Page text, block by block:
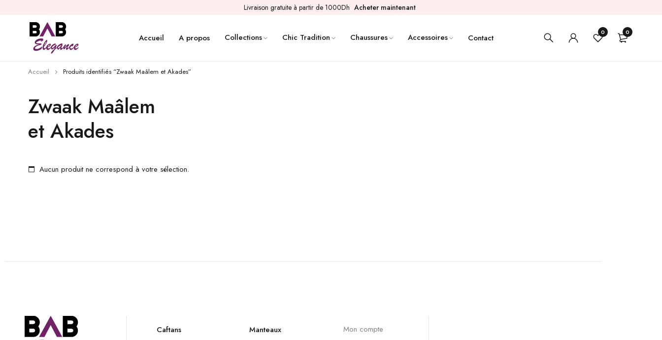
Livraison gratuite à partir de 1000Dh Acheter maintenant
Accueil A propos Collections Chic Tradition Chaussures Accessoires Contact
0 0
Zwaak Maâlem
et Akades
Accueil Produits identifiés “Zwaak Maâlem et Akades”
Aucun produit ne correspond à votre sélection.
Caftans
Manteaux
Mon compte